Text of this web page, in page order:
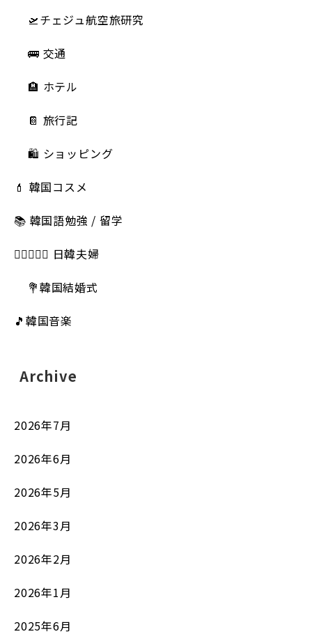
🛫チェジュ航空旅研究
🚌 交通
🏨 ホテル
📔 旅行記
🛍️ ショッピング
💄 韓国コスメ
📚 韓国語勉強 / 留学
👩🏻‍❤️‍👨🏻 日韓夫婦
💐韓国結婚式
🎵韓国音楽
Archive
2026年7月
2026年6月
2026年5月
2026年3月
2026年2月
2026年1月
2025年6月